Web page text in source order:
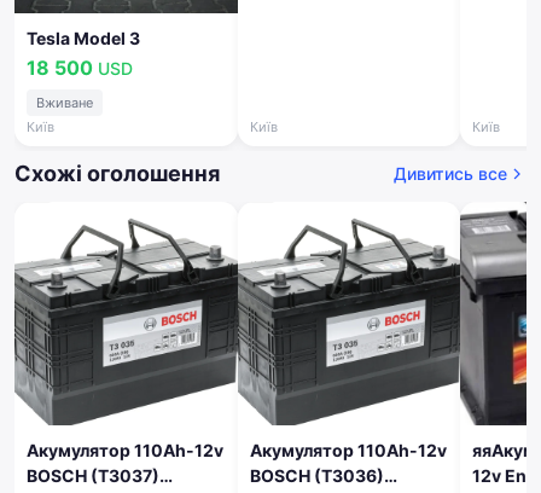
Tesla Model 3
18 500 USD
Вживане
Київ
Київ Київ
Схожі оголошення Дивитись все
Акумулятор 110Ah-12v
BOSCH (T3037)
Акумулятор 110Ah-12v
BOSCH (T3036)
12v